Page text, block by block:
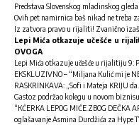
Predstava Slovenskog mladinskog
Ovih pet namirnica baš nikad ne treba
Iz zatvora pravo u rijaliti! Zvanično
Lepi Mića otkazuje učešće u
OVOGA
Lepi Mića otkazuje učešće u rijalitiju 9:
EKSKLUZIVNO – “Miljana Kulić mi je
RASKRINKAVA: „Sofi i Mateja KRIJU
Gastoz podržao kolegu u novom
“KĆERKA LEPOG MIĆE ZBOG
oglašavanje Asmina Durdžića za Hype